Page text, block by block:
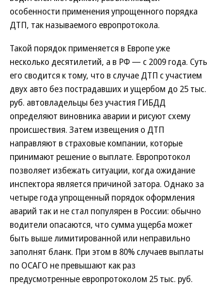
особенности применения упрощенного порядка
ДТП, так называемого европротокола.
Такой порядок применяется в Европе уже
несколько десятилетий, а в РФ — с 2009 года. Суть
его сводится к тому, что в случае ДТП с участием
двух авто без пострадавших и ущербом до 25 тыс.
руб. автовладельцы без участия ГИБДД
определяют виновника аварии и рисуют схему
происшествия. Затем извещения о ДТП
направляют в страховые компании, которые
принимают решение о выплате. Европротокол
позволяет избежать ситуации, когда ожидание
инспектора является причиной затора. Однако за
четыре года упрощенный порядок оформления
аварий так и не стал популярен в России: обычно
водители опасаются, что сумма ущерба может
быть выше лимитированной или неправильно
заполнят бланк. При этом в 80% случаев выплаты
по ОСАГО не превышают как раз
предусмотренные европротоколом 25 тыс. руб.